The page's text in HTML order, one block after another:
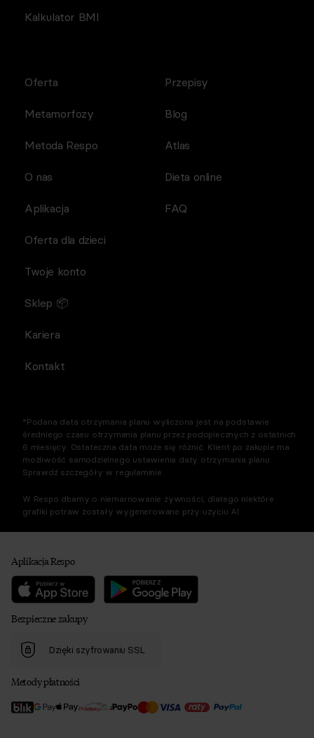
Kalkulator BMI
Oferta
Metamorfozy
Metoda Respo
O nas
Aplikacja
Przepisy
Blog
Atlas
Dieta online
FAQ
Oferta dla dzieci
Twoje konto
Sklep 📦
Kariera
Kontakt
*Podana data otrzymania planu wyliczona jest na podstawie
średniego czasu otrzymania planu przez podopiecznych z ostatnich
6 miesięcy. Ostateczna data może się różnić. Klient po zakupie ma
możliwość samodzielnego ustawienia daty otrzymania planu.
Sprawdź szczegóły w regulaminie.
W Respo dbamy o niemarnowanie żywności, dlatego niektóre
grafiki potraw zostały wygenerowane przy użyciu AI.
Aplikacja Respo
Bezpieczne zakupy
Dzięki szyfrowaniu SSL
Metody płatności